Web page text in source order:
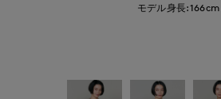
モデル身長:166cm